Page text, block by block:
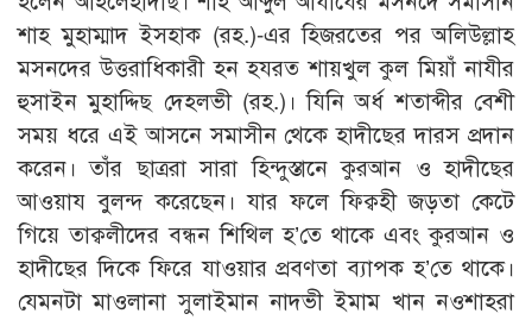
শাহ মুহাম্মাদ ইসহাক (রহ.)-এর হিজরতের পর অলিউল্লাহ
মসনদের উত্তরাধিকারী হন হযরত শায়খুল কুল মিয়াঁ নাযীর
হুসাইন মুহাদ্দিছ দেহলভী (রহ.)। যিনি অর্ধ শতাব্দীর বেশী
সময় ধরে এই আসনে সমাসীন থেকে হাদীছের দারস প্রদান
করেন। তাঁর ছাত্ররা সারা হিন্দুস্তানে কুরআন ও হাদীছের
আওয়ায বুলন্দ করেছেন। যার ফলে ফিক্বহী জড়তা কেটে
গিয়ে তাক্বলীদের বন্ধন শিথিল হ’তে থাকে এবং কুরআন ও
হাদীছের দিকে ফিরে যাওয়ার প্রবণতা ব্যাপক হ’তে থাকে।
যেমনটা মাওলানা সুলাইমান নাদভী ইমাম খান নওশাহরা